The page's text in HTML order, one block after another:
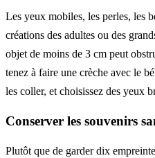
Les yeux mobiles, les perles, les
créations des adultes ou des
objet de moins de 3 cm peut
tenez à faire une crèche avec le
les coller, et choisissez des yeux
Conserver les souvenirs
Plutôt que de garder dix